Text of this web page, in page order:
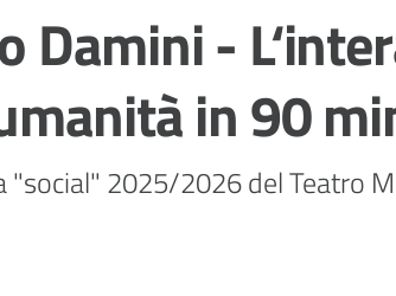
Damini -
in 90
"social" 2025/2026 del Teatro